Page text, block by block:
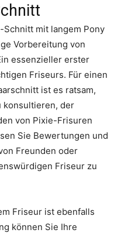
mit langem Pony
Vorbereitung von
essenzieller erster
Friseurs. Für einen
ist es ratsam,
konsultieren, der
von Pixie-Frisuren
Sie Bewertungen und
Freunden oder
Friseur zu
Friseur ist ebenfalls
können Sie Ihre